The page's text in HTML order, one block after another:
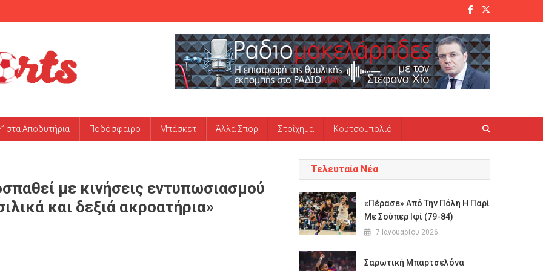
στα Αποδυτήρια Ποδόσφαιρο Μπάσκετ Άλλα Σπορ Στοίχημα Κουτσομπολιό
με κινήσεις εντυπωσιασμού
και δεξιά ακροατήρια»
Τελευταία Νέα
«Πέρασε» Από Την Πόλη Η Παρί
Με Σούπερ Ιφί (79-84)
7 Ιανουαρίου 2026
Σαρωτική Μπαρτσελόνα